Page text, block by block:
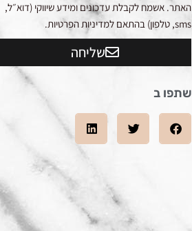
האתר. אשמח לקבלת עדכונים ומידע שיווקי (דוא״ל,
sms, טלפון) בהתאם למדיניות הפרטיות.
שליחה
שתפו ב